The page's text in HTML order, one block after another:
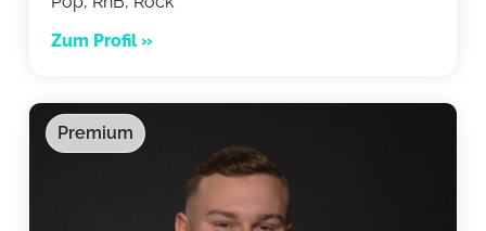
Zum Profil »
Premium